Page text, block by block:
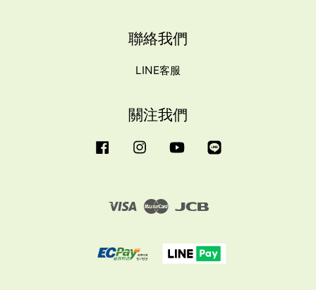
聯絡我們
LINE客服
關注我們
FacebookInstagramYouTube
Visa Master JCB